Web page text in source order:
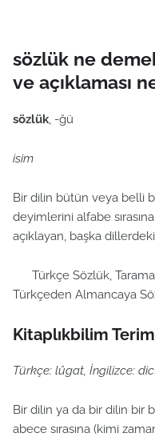
sözlük ne
ve açıklaması
sözlük, -ğü
isim
Bir dilin bütün veya belli
deyimlerini alfabe
açıklayan, başka dillerdeki
Türkçe Sözlük, Tarama
Türkçeden Almancaya
Kitaplıkbilim
Türkçe: lûgat, İngilizce:
Bir dilin ya da bir dilin bir
abece sırasına (kimi